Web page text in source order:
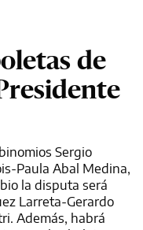
de
Sergio
Paula Abal Medina,
la disputa será
Larreta-Gerardo
Además, habrá